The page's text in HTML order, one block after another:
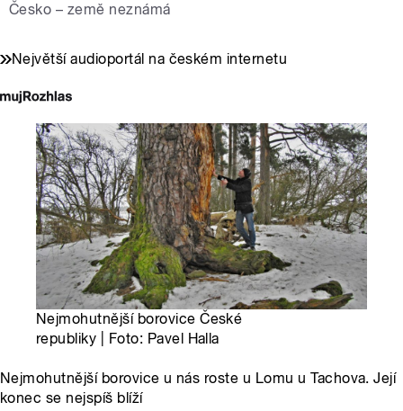
Česko – země neznámá
Největší audioportál na českém internetu
Nejmohutnější borovice České
republiky | Foto: Pavel Halla
Nejmohutnější borovice u nás roste u Lomu u Tachova. Její
konec se nejspíš blíží